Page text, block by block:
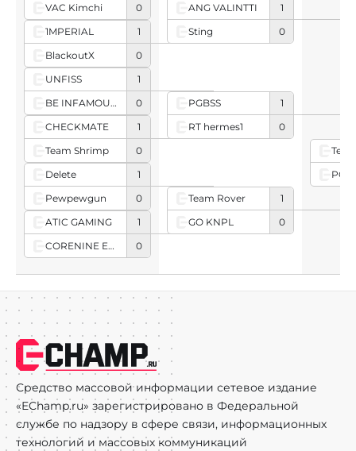
VAC Kimchi
0
1MPERIAL
1
BlackoutX
0
UNFISS
1
BE INFAMOUSE
0
CHECKMATE
1
Team Shrimp
0
Delete
1
Pewpewgun
0
ATIC GAMING
1
CORENINE ESPORTS
0
ANG VALINTTI
1
Sting
0
PGBSS
1
RT hermes1
0
Team Rover
1
GO KNPL
0
Средство массовой информации сетевое издание
«EChamp.ru» зарегистрировано в Федеральной
службе по надзору в сфере связи, информационных
технологий и массовых коммуникаций